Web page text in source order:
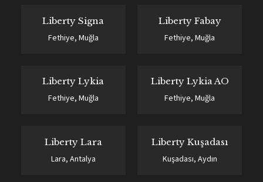
Liberty Signa
Fethiye, Muğla
Liberty Fabay
Fethiye, Muğla
Liberty Lykia
Fethiye, Muğla
Liberty Lykia AO
Fethiye, Muğla
Liberty Lara
Lara, Antalya
Liberty Kuşadası
Kuşadası, Aydın